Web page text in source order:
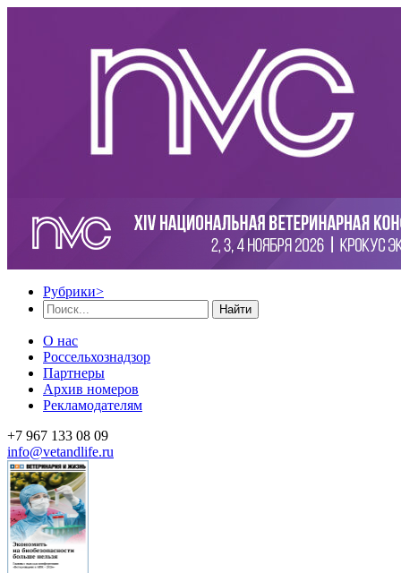
Рубрики>
Найти
О нас
Россельхознадзор
Партнеры
Архив номеров
Рекламодателям
+7 967 133 08 09
info@vetandlife.ru